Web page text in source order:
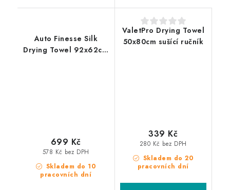
Auto Finesse Silk
Drying Towel 92x62cm
Skladem do 10
pracovních dní
578 Kč bez DPH
699 Kč
ValetPro Drying Towel
50x80cm sušící ručník
Skladem do 20
pracovních dní
280 Kč bez DPH
339 Kč